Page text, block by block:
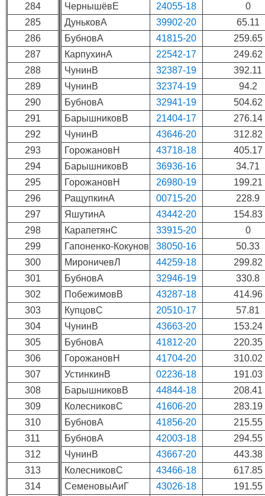
284
285
286
287
288
289
290
291
292
293
294
295
296
297
298
299
300
301
302
303
304
305
306
307
308
309
310
311
312
313
314
ЧернышёвЕ
24055-18
0
ДуньковА
39902-20
65.11
БубновА
41815-20
259.65
КарпухинА
22542-17
249.62
ЧунинВ
32387-19
392.11
ЧунинВ
32374-19
94.2
БубновА
32941-19
504.62
БарышниковВ
21404-17
276.14
ЧунинВ
43646-20
312.82
ГорожановН
43718-18
405.17
БарышниковВ
36936-16
34.71
ГорожановН
26980-19
199.21
РащупкинА
00715-20
228.9
ЯшутинА
43442-20
154.83
КарапетянС
33915-20
0
Гапоненко-Кокунов
38050-16
50.33
МироничевЛ
44259-18
299.82
БубновА
32946-19
330.8
ПобежимовВ
43287-18
414.96
КупцовС
20510-17
57.81
ЧунинВ
43663-20
153.24
БубновА
41812-20
220.35
ГорожановН
41704-20
310.02
УстинкинВ
02236-18
191.03
БарышниковВ
44844-18
208.41
КолесниковС
41606-20
283.19
БубновА
41856-20
215.55
БубновА
42003-18
294.55
ЧунинВ
43667-20
443.38
КолесниковС
43466-18
617.85
СеменовыАиГ
43026-18
191.55